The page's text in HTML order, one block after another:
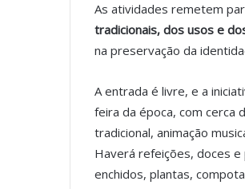
As atividades remetem
tradicionais, dos usos e
na preservação da
A entrada é livre, e a
feira da época, com cerca
tradicional, animação
Haverá refeições, doces
enchidos, plantas,